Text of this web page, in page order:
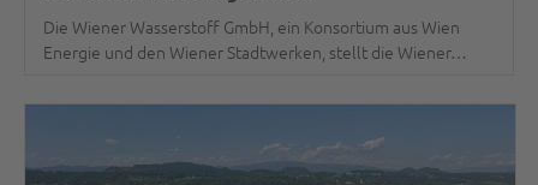
Die Wiener Wasserstoff GmbH, ein Konsortium aus Wien
Energie und den Wiener Stadtwerken, stellt die Wiener…